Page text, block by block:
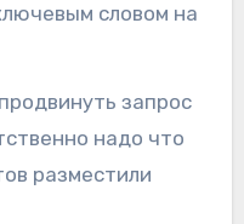
словом на
запрос
надо что
разместили